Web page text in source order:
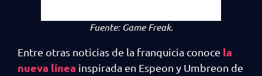
Fuente: Game Freak.
Entre otras noticias de la franquicia conoce la
nueva línea inspirada en Espeon y Umbreon de